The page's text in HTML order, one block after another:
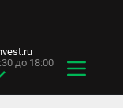
до 18:00